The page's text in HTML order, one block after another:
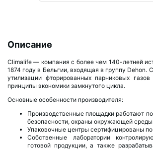
Описание
Climalife — компания с более чем 140-летней
1874 году в Бельгии, входящая в группу Dehon.
утилизации фторированных парниковых
принципы экономики замкнутого цикла.
Основные особенности производителя:
Производственные площадки работают
безопасности, охраны окружающей
Упаковочные центры сертифицированы по
Собственные лаборатории
готовой продукции, а также